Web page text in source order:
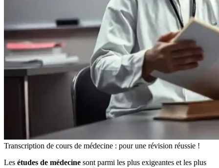
Transcription de cours de médecine : pour une révision réussie !
Les études de médecine sont parmi les plus exigeantes et les plus